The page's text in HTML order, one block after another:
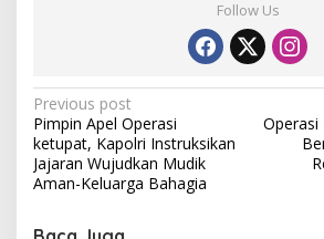
Follow Us
P
o
s
t
Previous post
Pimpin Apel Operasi
ketupat, Kapolri Instruksikan
Jajaran Wujudkan Mudik
Aman-Keluarga Bahagia
Operasi